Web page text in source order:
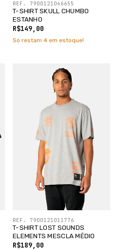
T-SHIRT SKULL CHUMBO
ESTANHO
R$149,00
REF. 7900121046655
Só restam 4 em estoque!
T-SHIRT LOST SOUNDS
ELEMENTS MESCLA MÉDIO
R$189,00
REF. 7900121011776